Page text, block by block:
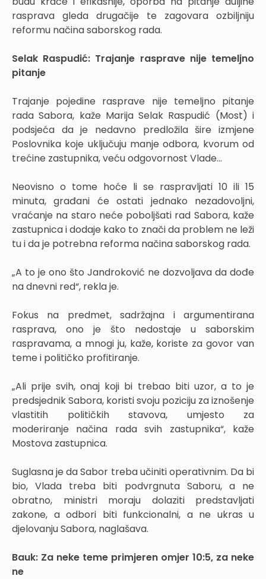
rasprava gleda drugačije te zagovara ozbiljniju
reformu načina saborskog rada.
Selak Raspudić: Trajanje rasprave nije temeljno
pitanje
Trajanje pojedine rasprave nije temeljno pitanje
rada Sabora, kaže Marija Selak Raspudić (Most) i
podsjeća da je nedavno predložila šire izmjene
Poslovnika koje uključuju manje odbora, kvorum od
trećine zastupnika, veću odgovornost Vlade…
Neovisno o tome hoće li se raspravljati 10 ili 15
minuta, građani će ostati jednako nezadovoljni,
vraćanje na staro neće poboljšati rad Sabora, kaže
zastupnica i dodaje kako to znači da problem ne leži
tu i da je potrebna reforma načina saborskog rada.
„A to je ono što Jandroković ne dozvoljava da dođe
na dnevni red“, rekla je.
Fokus na predmet, sadržajna i argumentirana
rasprava, ono je što nedostaje u saborskim
raspravama, a mnogi ju, kaže, koriste za govor van
teme i političko profitiranje.
„Ali prije svih, onaj koji bi trebao biti uzor, a to je
predsjednik Sabora, koristi svoju poziciju za iznošenje
vlastitih političkih stavova, umjesto za
moderiranje načina rada svih zastupnika“, kaže
Mostova zastupnica.
Suglasna je da Sabor treba učiniti operativnim. Da bi
bio, Vlada treba biti podvrgnuta Saboru, a ne
obratno, ministri moraju dolaziti predstavljati
zakone, a odbori biti funkcionalni, a ne ukras u
djelovanju Sabora, naglašava.
Bauk: Za neke teme primjeren omjer 10:5, za neke
ne